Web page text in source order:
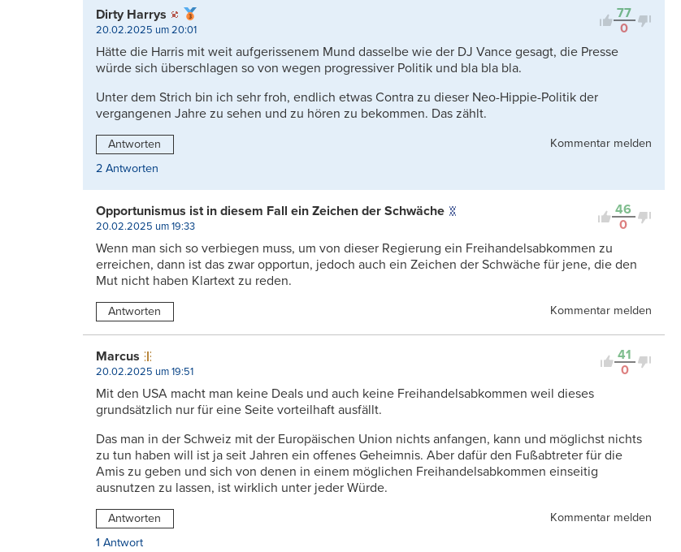
77
0
Dirty Harrys
20.02.2025 um 20:01
Hätte die Harris mit weit aufgerissenem Mund dasselbe wie der DJ Vance gesagt, die Presse
würde sich überschlagen so von wegen progressiver Politik und bla bla bla.
Unter dem Strich bin ich sehr froh, endlich etwas Contra zu dieser Neo-Hippie-Politik der
vergangenen Jahre zu sehen und zu hören zu bekommen. Das zählt.
Antworten
Kommentar melden
2 Antworten
46
0
Opportunismus ist in diesem Fall ein Zeichen der Schwäche
20.02.2025 um 19:33
Wenn man sich so verbiegen muss, um von dieser Regierung ein Freihandelsabkommen zu
erreichen, dann ist das zwar opportun, jedoch auch ein Zeichen der Schwäche für jene, die den
Mut nicht haben Klartext zu reden.
Antworten Kommentar melden
41
0
Marcus
20.02.2025 um 19:51
Mit den USA macht man keine Deals und auch keine Freihandelsabkommen weil dieses
grundsätzlich nur für eine Seite vorteilhaft ausfällt.
Das man in der Schweiz mit der Europäischen Union nichts anfangen, kann und möglichst nichts
zu tun haben will ist ja seit Jahren ein offenes Geheimnis. Aber dafür den Fußabtreter für die
Amis zu geben und sich von denen in einem möglichen Freihandelsabkommen einseitig
ausnutzen zu lassen, ist wirklich unter jeder Würde.
Antworten
Kommentar melden
1 Antwort